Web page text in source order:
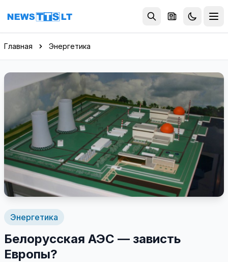
Перейти к содержимому
Главная Энергетика
Энергетика
Белорусская АЭС — зависть
Европы?